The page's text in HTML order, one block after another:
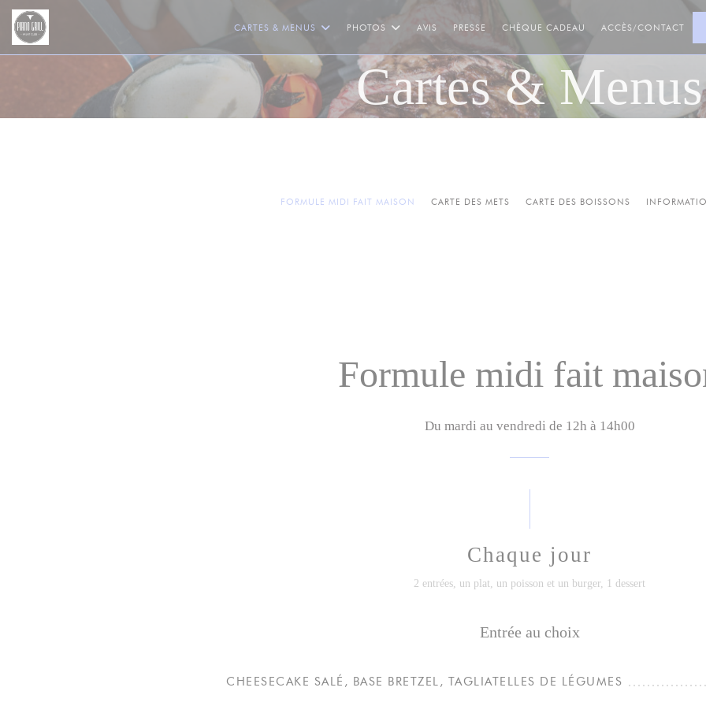
Personnalisation de vos choix en matière de cookies
CARTES & MENUS PHOTOS AVIS PRESSE CHÈQUE CADEAU ((OUVRE UNE NOUVELLE
ACCÈS/CONTACT
Cartes & Menus
FORMULE MIDI FAIT MAISON CARTE DES METS CARTE DES BOISSONS
Formule midi fait
Du mardi au vendredi de 12h à 14h00
Chaque jour
2 entrées, un plat, un poisson et un burger, 1 dessert
Entrée au choix
CHEESECAKE SALÉ, BASE BRETZEL, TAGLIATELLES DE LÉGUMES